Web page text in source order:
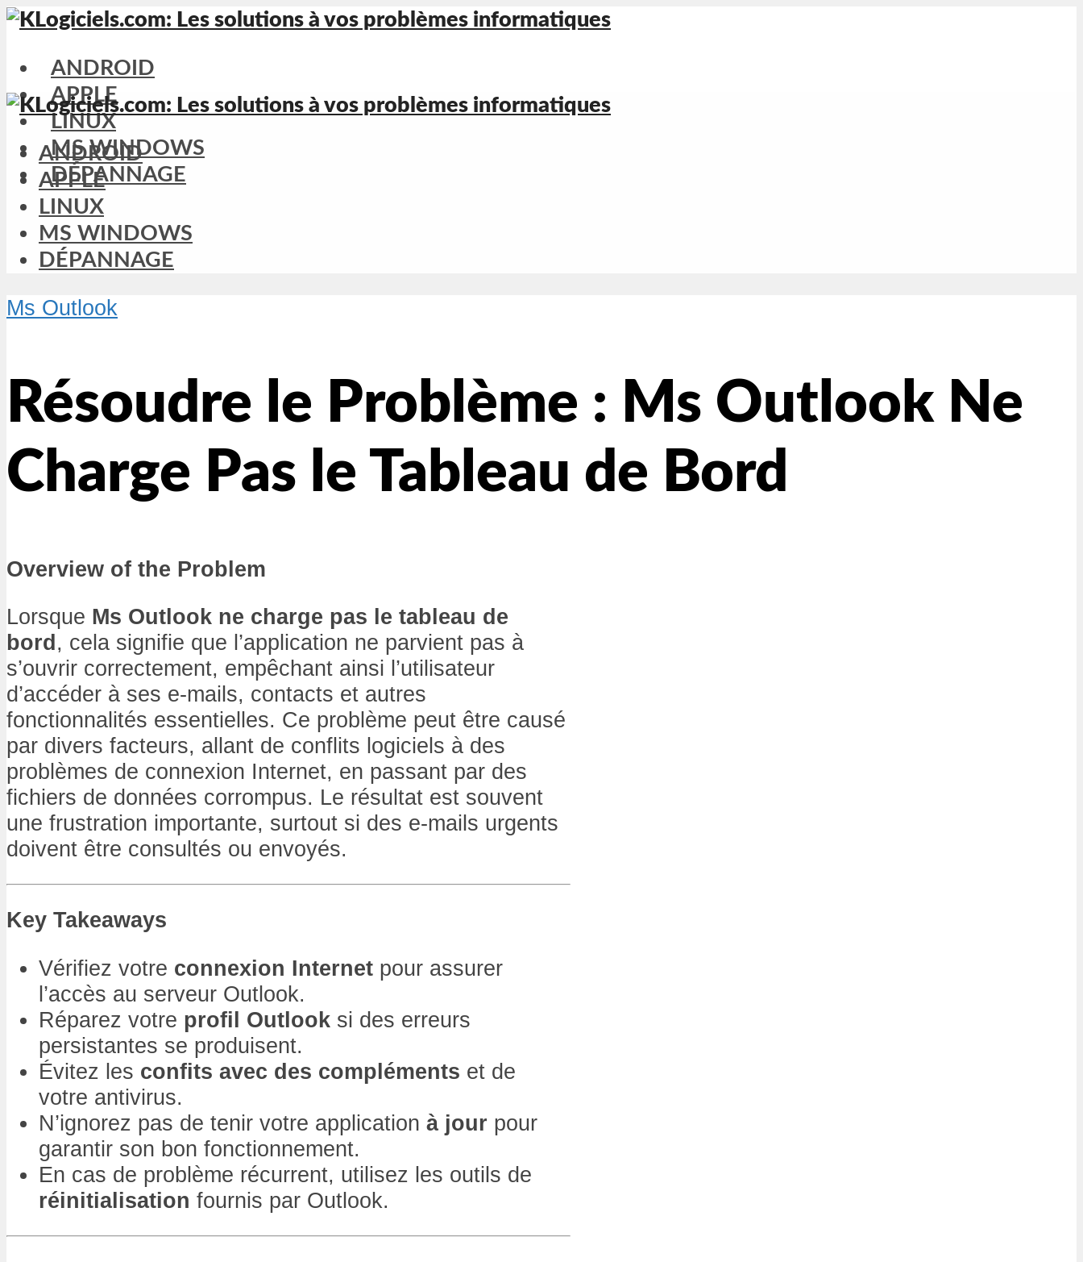
ANDROID
APPLE
LINUX
MS WINDOWS
DÉPANNAGE
ANDROID
APPLE
LINUX
MS WINDOWS
DÉPANNAGE
Ms Outlook
Résoudre le Problème : Ms Outlook Ne
Charge Pas le Tableau de Bord
Overview of the Problem
Lorsque Ms Outlook ne charge pas le tableau de
bord, cela signifie que l’application ne parvient pas à
s’ouvrir correctement, empêchant ainsi l’utilisateur
d’accéder à ses e-mails, contacts et autres
fonctionnalités essentielles. Ce problème peut être causé
par divers facteurs, allant de conflits logiciels à des
problèmes de connexion Internet, en passant par des
fichiers de données corrompus. Le résultat est souvent
une frustration importante, surtout si des e-mails urgents
doivent être consultés ou envoyés.
Key Takeaways
Vérifiez votre connexion Internet pour assurer
l’accès au serveur Outlook.
Réparez votre profil Outlook si des erreurs
persistantes se produisent.
Évitez les confits avec des compléments et de
votre antivirus.
N’ignorez pas de tenir votre application à jour pour
garantir son bon fonctionnement.
En cas de problème récurrent, utilisez les outils de
réinitialisation fournis par Outlook.